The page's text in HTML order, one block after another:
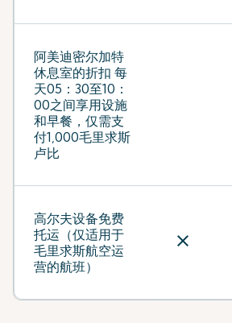
阿美迪密尔加特
休息室的折扣 每
天05：30至10：
00之间享用设施
和早餐，仅需支
付1,000毛里求斯
卢比
高尔夫设备免费
托运（仅适用于
毛里求斯航空运
营的航班）
close